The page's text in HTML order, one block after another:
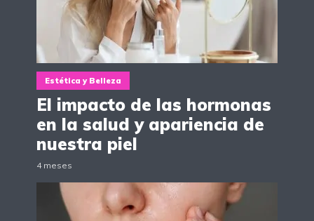
Estética y Belleza
El impacto de las hormonas
en la salud y apariencia de
nuestra piel
4 meses